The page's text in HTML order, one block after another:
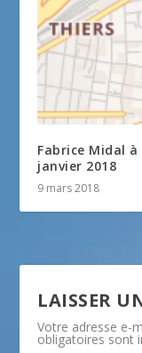
Fabrice Midal à
janvier 2018
9 mars 2018
LAISSER
Votre adresse e-
obligatoires sont